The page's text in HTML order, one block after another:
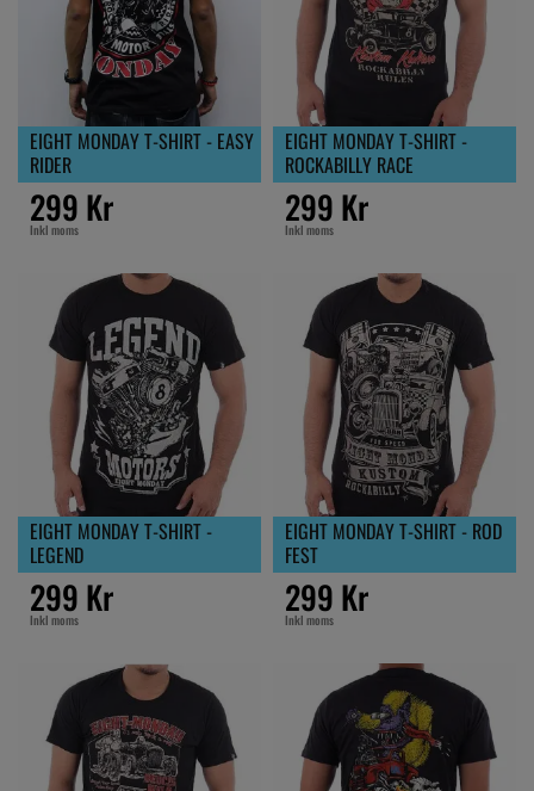
EIGHT MONDAY T-SHIRT - EASY
RIDER
299 Kr
Inkl moms
EIGHT MONDAY T-SHIRT -
ROCKABILLY RACE
299 Kr
Inkl moms
EIGHT MONDAY T-SHIRT -
LEGEND
299 Kr
Inkl moms
EIGHT MONDAY T-SHIRT - ROD
FEST
299 Kr
Inkl moms